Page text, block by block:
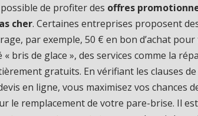
de profiter des offres
cher. Certaines entreprises proposent
par exemple, 50 € en bon d’achat
« bris de glace », des services comme la
gratuits. En vérifiant les clauses
en ligne, vous maximisez vos chances
le remplacement de votre pare-brise. Il